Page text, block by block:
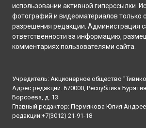
использовании активной гиперссылки.
фотографий и видеоматериалов только
разрешения редакции. Администрация
ответственности за информацию,
комментариях пользователями сайта.
Учредитель: Акционерное общество
Адрес редакции: 670000, Республика
Борсоева, д. 13
Главный редактор: Пермякова Юлия
редакции:+7(3012) 21-91-18